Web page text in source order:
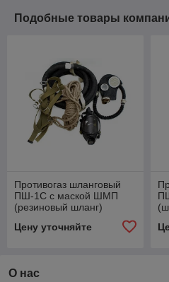
Подобные товары
Противогаз шланговый
ПШ-1С с маской ШМП
(резиновый шланг)
Цену уточняйте
О нас